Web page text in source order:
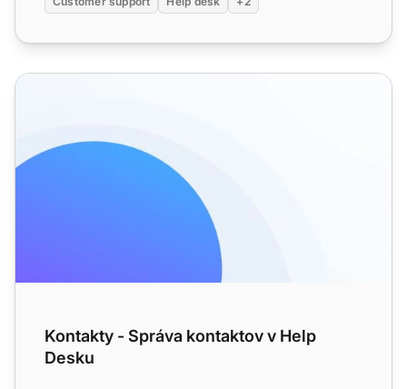
Kontakty - Správa kontaktov v Help Desku
Kontakty - Správa kontaktov v Help
Desku